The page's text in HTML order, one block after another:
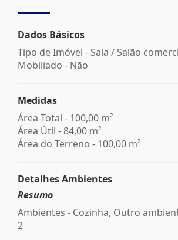
Dados Básicos
Tipo de Imóvel - Sala / Salão
Mobiliado - Não
Medidas
Área Total - 100,00 m²
Área Útil - 84,00 m²
Área do Terreno - 100,00 m²
Detalhes Ambientes
Resumo
Ambientes - Cozinha, Outro
2